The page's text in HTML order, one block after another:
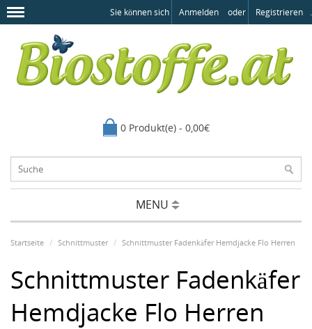
Sie können sich Anmelden oder Registrieren .
0 Produkt(e) - 0,00€
MENU
Startseite Schnittmuster Schnittmuster Fadenkäfer Hemdjacke Flo Herren
Schnittmuster Fadenkäfer
Hemdjacke Flo Herren